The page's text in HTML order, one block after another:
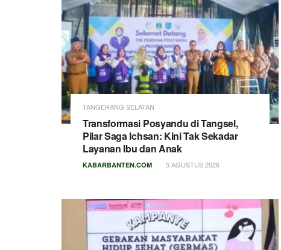
TANGERANG SELATAN
Transformasi Posyandu di Tangsel,
Pilar Saga Ichsan: Kini Tak Sekadar
Layanan Ibu dan Anak
KABARBANTEN.COM 5 AGUSTUS 2026